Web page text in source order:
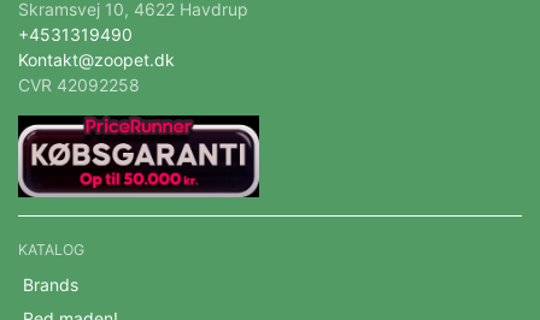
Skramsvej 10, 4622 Havdrup
+4531319490
Kontakt@zoopet.dk
CVR 42092258
KATALOG
Brands